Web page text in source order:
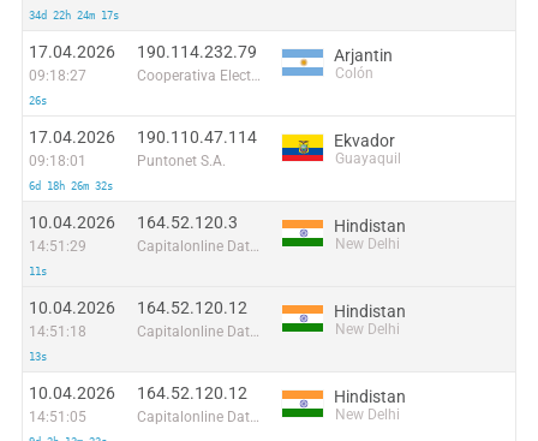
34d 22h 24m 17s
17.04.2026
09:18:27
26s
190.114.232.79
Cooperativa Electrica de Colon (BA) LTDA
Arjantin
Colón
17.04.2026
09:18:01
6d 18h 26m 32s
190.110.47.114
Puntonet S.A.
Ekvador
Guayaquil
10.04.2026
14:51:29
11s
164.52.120.3
Capitalonline Data Service (HK) Co
Hindistan
New Delhi
10.04.2026
14:51:18
13s
164.52.120.12
Capitalonline Data Service (HK) Co
Hindistan
New Delhi
10.04.2026
14:51:05
164.52.120.12
Capitalonline Data Service (HK) Co
Hindistan
New Delhi